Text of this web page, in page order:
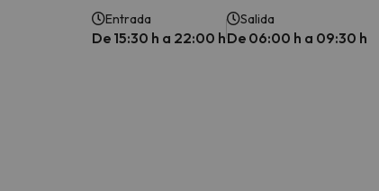
Entrada
De 15:30 h a 22:00 h
Salida
De 06:00 h a 09:30 h